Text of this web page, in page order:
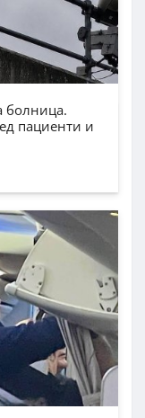
болница.
пациенти и